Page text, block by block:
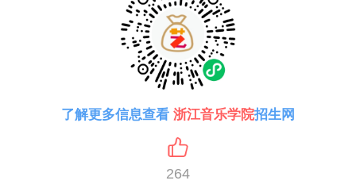
了解更多信息查看 浙江音乐学院招生网
264